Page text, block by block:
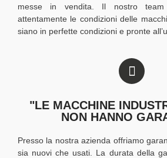
messe in vendita. Il nostro
attentamente le condizioni delle
siano in perfette condizioni e pronte
"LE MACCHINE
NON HANNO
Presso la nostra azienda offriamo
sia nuovi che usati. La durata della